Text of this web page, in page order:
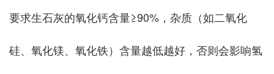
要求生石灰的氧化钙含量≥90%，杂质（如二氧化
硅、氧化镁、氧化铁）含量越低越好，否则会影响氢